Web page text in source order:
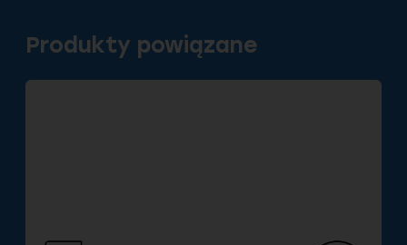
Produkty powiązane